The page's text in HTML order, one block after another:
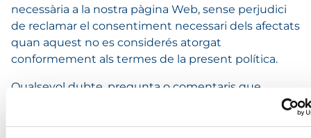
necessària a la nostra pàgina Web, sense perjudici
de reclamar el consentiment necessari dels afectats
quan aquest no es considerés atorgat
conformement als termes de la present política.
Qualsevol dubte, pregunta o comentaris que